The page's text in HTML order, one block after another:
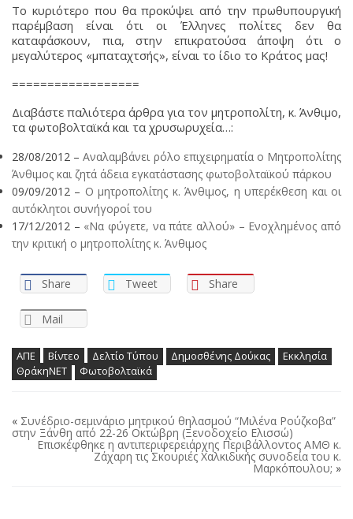
Το κυριότερο που θα προκύψει από την πρωθυπουργική
παρέμβαση είναι ότι οι Έλληνες πολίτες δεν θα
καταφάσκουν, πια, στην επικρατούσα άποψη ότι ο
μεγαλύτερος «μπαταχτσής», είναι το ίδιο το Κράτος μας!
==================
Διαβάστε παλιότερα άρθρα για τον μητροπολίτη, κ. Άνθιμο,
τα φωτοβολταϊκά και τα χρυσωρυχεία…:
28/08/2012 –Αναλαμβάνει ρόλο επιχειρηματία ο Mητροπολίτης
Άνθιμος και ζητά άδεια εγκατάστασης φωτοβολταϊκού πάρκου
09/09/2012 – Ο μητροπολίτης κ. Άνθιμος, η υπερέκθεση και οι
αυτόκλητοι συνήγοροί του
17/12/2012 – «Να φύγετε, να πάτε αλλού» – Ενοχλημένος από
την κριτική ο μητροπολίτης κ. Άνθιμος
Share Tweet Share
Mail
ΑΠΕ Βίντεο Δελτίο Τύπου Δημοσθένης Δούκας
Εκκλησία
ΘράκηΝΕΤ
Φωτοβολταϊκά
« Συνέδριο-σεμινάριο μητρικού θηλασμού “Μιλένα Ρούζκοβα”
στην Ξάνθη από 22-26 Οκτώβρη (Ξενοδοχείο Ελισσώ)
Επισκέφθηκε η αντιπεριφερειάρχης Περιβάλλοντος ΑΜΘ κ.
Ζάχαρη τις Σκουριές Χαλκιδικής συνοδεία του κ.
Μαρκόπουλου; »